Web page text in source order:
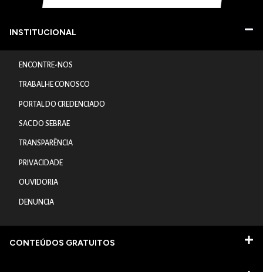
INSTITUCIONAL
ENCONTRE-NOS
TRABALHE CONOSCO
PORTAL DO CREDENCIADO
SAC DO SEBRAE
TRANSPARÊNCIA
PRIVACIDADE
OUVIDORIA
DENUNCIA
CONTEÚDOS GRATUITOS